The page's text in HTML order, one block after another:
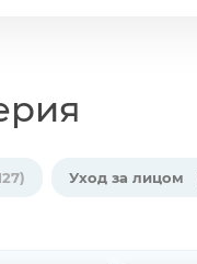
Уход за лицом